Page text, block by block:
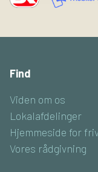
Find
Viden om os
Lokalafdelinger
Hjemmeside for
Vores rådgivning